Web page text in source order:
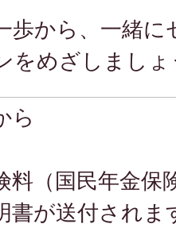
歩から、一緒に
をめざしましょ
ら
料（国民年金保
書が送付されま